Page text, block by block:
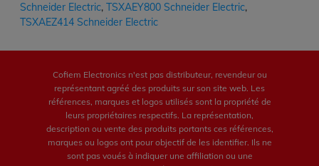
Schneider Electric, TSXAEY800 Schneider Electric,
TSXAEZ414 Schneider Electric
Cofiem Electronics n'est pas distributeur, revendeur ou
représentant agréé des produits sur son site web. Les
références, marques et logos utilisés sont la propriété de
leurs propriétaires respectifs. La représentation,
description ou vente des produits portants ces références,
marques ou logos ont pour objectif de les identifier. Ils ne
sont pas voués à indiquer une affiliation ou une